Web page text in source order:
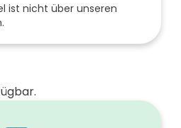
520
ist nicht über unseren